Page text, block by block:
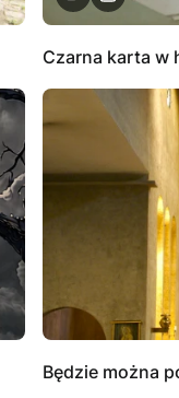
Czarna karta w
Będzie można